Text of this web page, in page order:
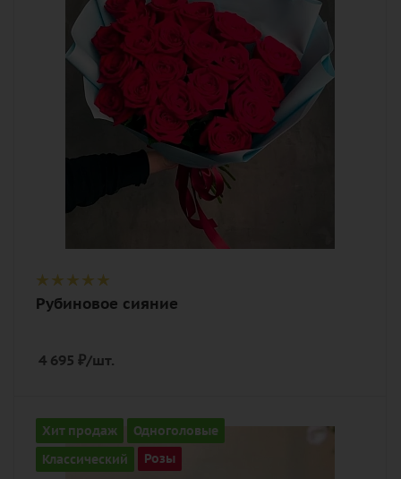
алый, бордовый, красный, чайный
Описание
роза, лента, дизайнерская упаковка
Рубиновое сияние
4 695 ₽/шт.
Хит продаж
Одноголовые
Классический
Розы
Количество
21